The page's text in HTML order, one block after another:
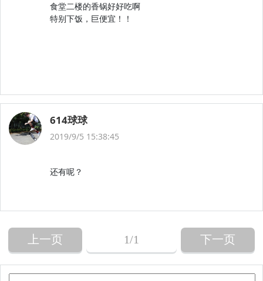
食堂二楼的香锅好好吃啊
特别下饭，巨便宜！！
614球球
2019/9/5 15:38:45
还有呢？
上一页 1/1 下一页